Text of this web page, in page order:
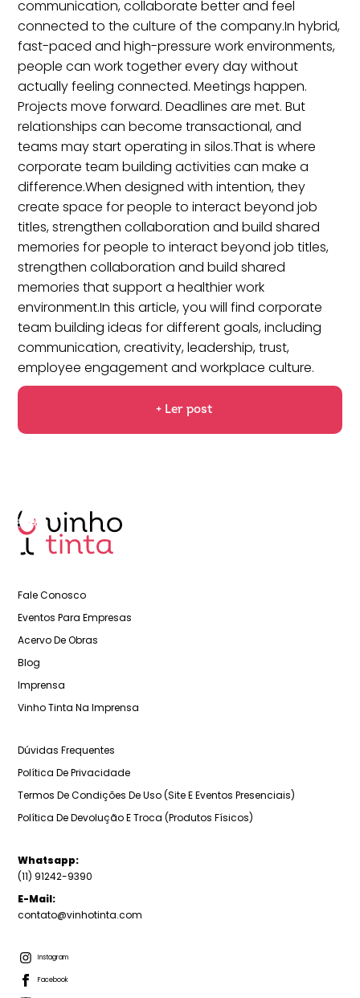
communication, collaborate better and feel
connected to the culture of the company.In hybrid,
fast-paced and high-pressure work environments,
people can work together every day without
actually feeling connected. Meetings happen.
Projects move forward. Deadlines are met. But
relationships can become transactional, and
teams may start operating in silos.That is where
corporate team building activities can make a
difference.When designed with intention, they
create space for people to interact beyond job
titles, strengthen collaboration and build shared
memories for people to interact beyond job titles,
strengthen collaboration and build shared
memories that support a healthier work
environment.In this article, you will find corporate
team building ideas for different goals, including
communication, creativity, leadership, trust,
employee engagement and workplace culture.
+ Ler post
Fale Conosco
Eventos Para Empresas
Acervo De Obras
Blog
Imprensa
Vinho Tinta Na Imprensa
Dúvidas Frequentes
Política De Privacidade
Termos De Condições De Uso (Site E Eventos Presenciais)
Política De Devolução E Troca (Produtos Físicos)
Whatsapp:
(11) 91242-9390
E-Mail:
contato@vinhotinta.com
Instagram
Facebook